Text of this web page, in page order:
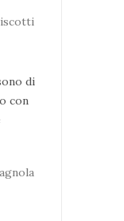
di
con